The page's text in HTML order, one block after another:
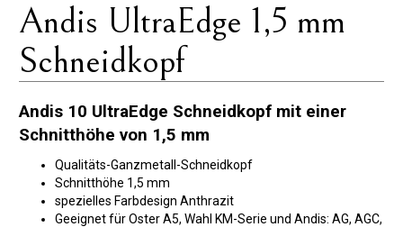
Andis UltraEdge 1,5 mm
Schneidkopf
Andis 10 UltraEdge Schneidkopf mit einer
Schnitthöhe von 1,5 mm
Qualitäts-Ganzmetall-Schneidkopf
Schnitthöhe 1,5 mm
spezielles Farbdesign Anthrazit
Geeignet für Oster A5, Wahl KM-Serie und Andis: AG, AGC,